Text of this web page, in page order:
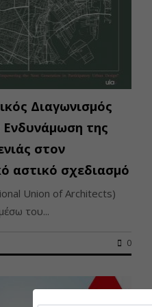
Διαγωνισμός
της
στον
αστικό σχεδιασμό
Union of Architects)
του...
0